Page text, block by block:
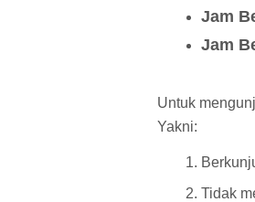
Jam
Jam
Untuk
Yakni:
Tidak